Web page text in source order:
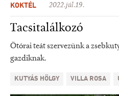
KOKTÉL 2022.júl.19.
Tacsitalálkozó
Ötórai teát szervezünk a
gazdiknak.
KUTYÁS HÖLGY VILLA ROSA